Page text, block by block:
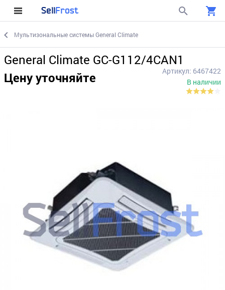
SellFrost
Мультизональные системы General Climate
General Climate GC-G112/4CAN1
Цену уточняйте
Артикул: 6467422
В наличии